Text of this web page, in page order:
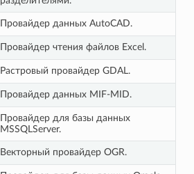
Провайдер данных AutoCAD.
Провайдер чтения файлов Excel.
Растровый провайдер GDAL.
Провайдер данных MIF-MID.
Провайдер для базы данных
MSSQLServer.
Векторный провайдер OGR.